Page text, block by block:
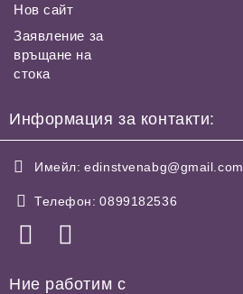
Нов сайт
Заявление за
връщане на
стока
Информация за контакти:
Имейл: edinstvenabg@gmail.com
Телефон: 0899182536
Ние работим с